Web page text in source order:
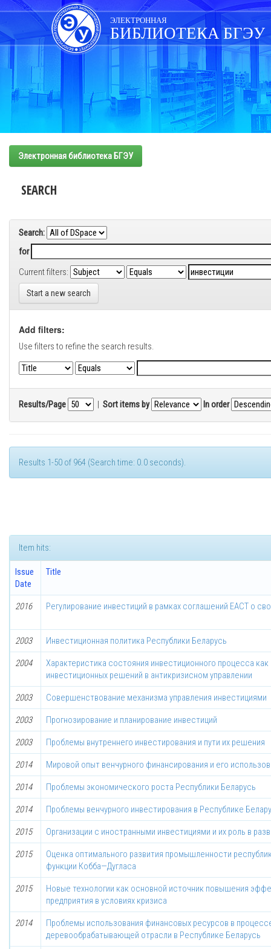
Skip
navigation
ЭЛЕКТРОННАЯ
БИБЛИОТЕКА БГЭУ
Электронная библиотека БГЭУ
SEARCH
Search:
for
Current filters:
Start a new search
Add filters:
Use filters to refine the search results.
Results/Page | Sort items by In order
Results 1-50 of 964 (Search time: 0.0 seconds).
Item hits:
Issue
Date
Title
2016 Регулирование инвестиций в рамках соглашений ЕАСТ о
2003 Инвестиционная политика Республики Беларусь
2004
Характеристика состояния инвестиционного процесса как
инвестиционных решений в антикризисном управлении
2003 Совершенствование механизма управления инвестициями
2003 Прогнозирование и планирование инвестиций
2003 Проблемы внутреннего инвестирования и пути их решения
2014 Мировой опыт венчурного финансирования и его
2014 Проблемы экономического роста Республики Беларусь
2014 Проблемы венчурного инвестирования в Республике
2015 Организации с иностранными инвестициями и их роль в
2015
Оценка оптимального развития промышленности
функции Кобба—Дугласа
2015
Новые технологии как основной источник повышения
предприятия в условиях кризиса
2014
Проблемы использования финансовых ресурсов в
деревообрабатывающей отрасли в Республике Беларусь